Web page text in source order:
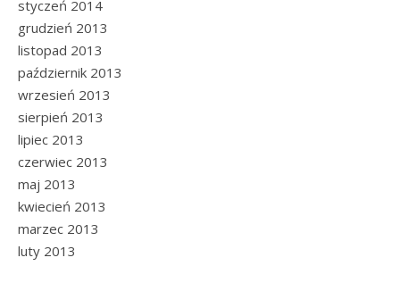
styczeń 2014
grudzień 2013
listopad 2013
październik 2013
wrzesień 2013
sierpień 2013
lipiec 2013
czerwiec 2013
maj 2013
kwiecień 2013
marzec 2013
luty 2013